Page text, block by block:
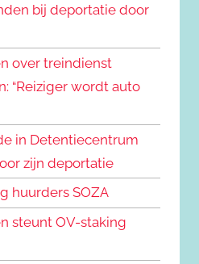
bij deportatie door
over treindienst
“Reiziger wordt auto
in Detentiecentrum
zijn deportatie
huurders SOZA
steunt OV-staking